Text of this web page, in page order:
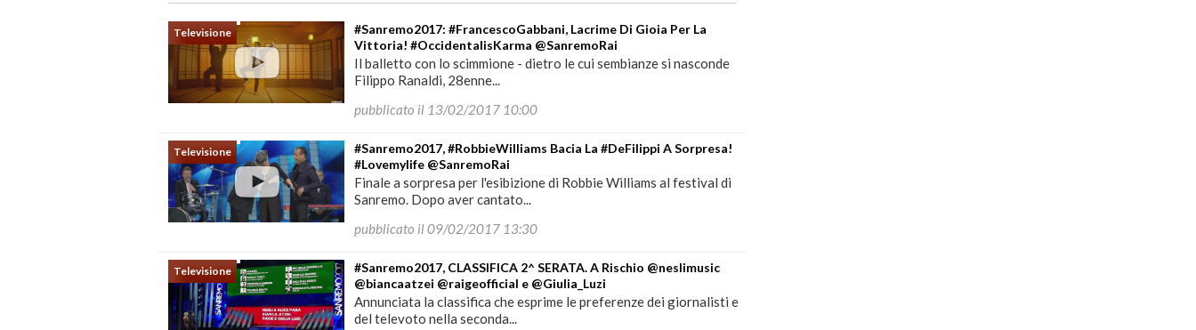
Televisione
#Sanremo2017: #FrancescoGabbani, Lacrime Di Gioia Per La
Vittoria! #OccidentalisKarma @SanremoRai
Il balletto con lo scimmione - dietro le cui sembianze si nasconde
Filippo Ranaldi, 28enne...
pubblicato il 13/02/2017 10:00
Televisione
#Sanremo2017, #RobbieWilliams Bacia La #DeFilippi A Sorpresa!
#Lovemylife @SanremoRai
Finale a sorpresa per l'esibizione di Robbie Williams al festival di
Sanremo. Dopo aver cantato...
pubblicato il 09/02/2017 13:30
Televisione
#Sanremo2017, CLASSIFICA 2^ SERATA. A Rischio @neslimusic
@biancaatzei @raigeofficial e @Giulia_Luzi
Annunciata la classifica che esprime le preferenze dei giornalisti e
del televoto nella seconda...